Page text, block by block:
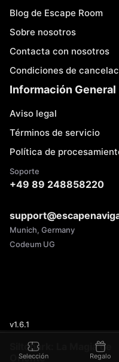
Siltobark: La Magia de
Oriente
Blog de Escape Room
Sobre nosotros
Contacta con nosotros
Condiciones de
Información General
Aviso legal
Términos de servicio
Política de
Soporte
+49 89 248858220
Munich, Germany
Codeum UG
v1.6.1
Selección Regalo